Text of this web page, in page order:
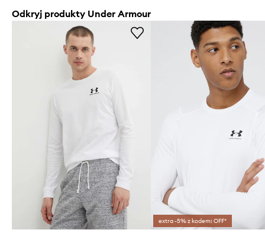
Odkryj produkty Under Armour
extra -5% z kodem: OFF*